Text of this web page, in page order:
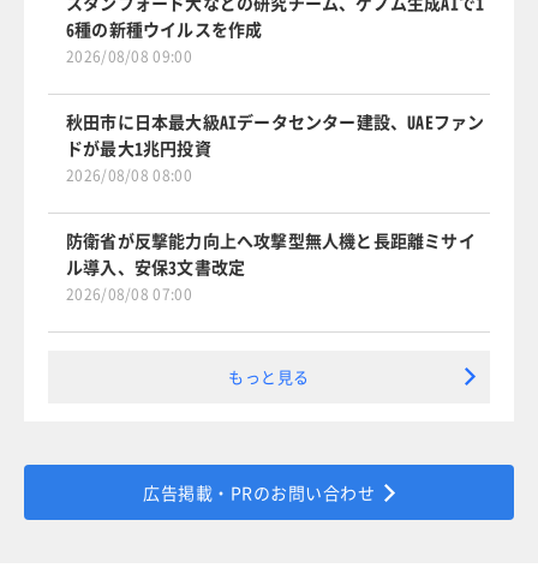
6種の新種ウイルスを作成
2026/08/08 09:00
秋田市に日本最大級AIデータセンター建設、UAEファン
ドが最大1兆円投資
2026/08/08 08:00
防衛省が反撃能力向上へ攻撃型無人機と長距離ミサイ
ル導入、安保3文書改定
2026/08/08 07:00
もっと見る
広告掲載・PRのお問い合わせ